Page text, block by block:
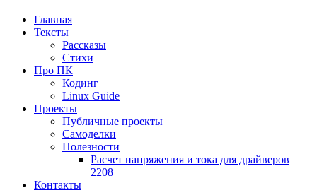
Главная
Тексты
Рассказы
Стихи
Про ПК
Кодинг
Linux Guide
Проекты
Публичные проекты
Самоделки
Полезности
Расчет напряжения и тока для драйверов
2208
Контакты